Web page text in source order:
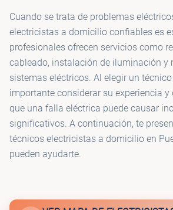
Cuando se trata de problemas
electricistas a domicilio confiables es
profesionales ofrecen servicios como
cableado, instalación de iluminación y
sistemas eléctricos. Al elegir un
importante considerar su experiencia
que una falla eléctrica puede causar
significativos. A continuación, te
técnicos electricistas a domicilio en
pueden ayudarte.